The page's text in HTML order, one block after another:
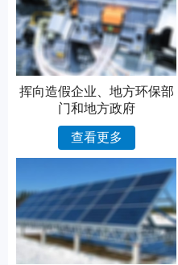
挥向造假企业、地方环保部
门和地方政府
查看更多